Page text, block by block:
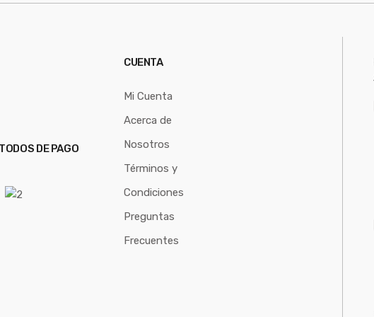
DE PAGO
CUENTA
Mi Cuenta
Acerca de
Nosotros
Términos y
Condiciones
Preguntas
Frecuentes